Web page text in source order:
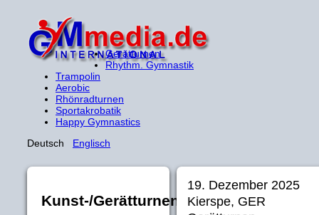
Gerätturnen
Rhythm. Gymnastik
Trampolin
Aerobic
Rhönradturnen
Sportakrobatik
Happy Gymnastics
Deutsch Englisch
Kunst-/Gerätturnen
19. Dezember 2025
Kierspe, GER